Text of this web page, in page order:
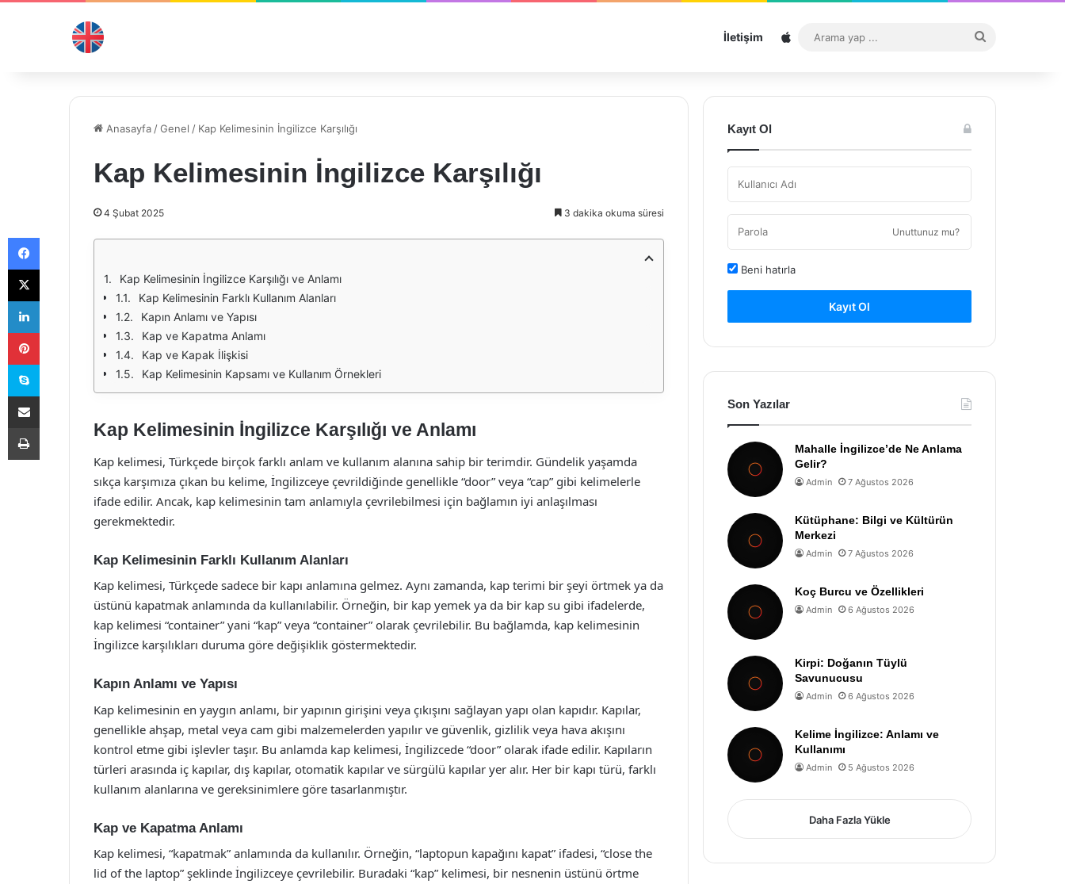
İletişim Sitemap
...
Anasayfa /Genel / Kap Kelimesinin İngilizce Karşılığı
Kap Kelimesinin İngilizce Karşılığı
4 Şubat 2025 3 dakika okuma süresi
Kap Kelimesinin İngilizce Karşılığı ve Anlamı
Kap Kelimesinin Farklı Kullanım Alanları
Kapın Anlamı ve Yapısı
Kap ve Kapatma Anlamı
Kap ve Kapak İlişkisi
Kap Kelimesinin Kapsamı ve Kullanım Örnekleri
Kap Kelimesinin İngilizce Karşılığı ve Anlamı
Kap kelimesi, Türkçede birçok farklı anlam ve kullanım alanına sahip bir terimdir. Gündelik yaşamda
sıkça karşımıza çıkan bu kelime, İngilizceye çevrildiğinde genellikle “door” veya “cap” gibi kelimelerle
ifade edilir. Ancak, kap kelimesinin tam anlamıyla çevrilebilmesi için bağlamın iyi anlaşılması
gerekmektedir.
Kap Kelimesinin Farklı Kullanım Alanları
Kap kelimesi, Türkçede sadece bir kapı anlamına gelmez. Aynı zamanda, kap terimi bir şeyi örtmek ya da
üstünü kapatmak anlamında da kullanılabilir. Örneğin, bir kap yemek ya da bir kap su gibi ifadelerde,
kap kelimesi “container” yani “kap” veya “container” olarak çevrilebilir. Bu bağlamda, kap kelimesinin
İngilizce karşılıkları duruma göre değişiklik göstermektedir.
Kapın Anlamı ve Yapısı
Kap kelimesinin en yaygın anlamı, bir yapının girişini veya çıkışını sağlayan yapı olan kapıdır. Kapılar,
genellikle ahşap, metal veya cam gibi malzemelerden yapılır ve güvenlik, gizlilik veya hava akışını
kontrol etme gibi işlevler taşır. Bu anlamda kap kelimesi, İngilizcede “door” olarak ifade edilir. Kapıların
türleri arasında iç kapılar, dış kapılar, otomatik kapılar ve sürgülü kapılar yer alır. Her bir kapı türü, farklı
kullanım alanlarına ve gereksinimlere göre tasarlanmıştır.
Kap ve Kapatma Anlamı
Kap kelimesi, “kapatmak” anlamında da kullanılır. Örneğin, “laptopun kapağını kapat” ifadesi, “close the
lid of the laptop” şeklinde İngilizceye çevrilebilir. Buradaki “kap” kelimesi, bir nesnenin üstünü örtme
Kayıt Ol
Unuttunuz mu?
Beni hatırla
Kayıt Ol
Son Yazılar
Mahalle İngilizce’de Ne Anlama
Gelir?
Admin 7 Ağustos 2026
Kütüphane: Bilgi ve Kültürün
Merkezi
Admin 7 Ağustos 2026
Koç Burcu ve Özellikleri
Admin 6 Ağustos 2026
Kirpi: Doğanın Tüylü
Savunucusu
Admin 6 Ağustos 2026
Kelime İngilizce: Anlamı ve
Kullanımı
Admin 5 Ağustos 2026
Daha Fazla Yükle
Facebook
X
LinkedIn
Pinterest
Skype
E-Posta ile paylaş